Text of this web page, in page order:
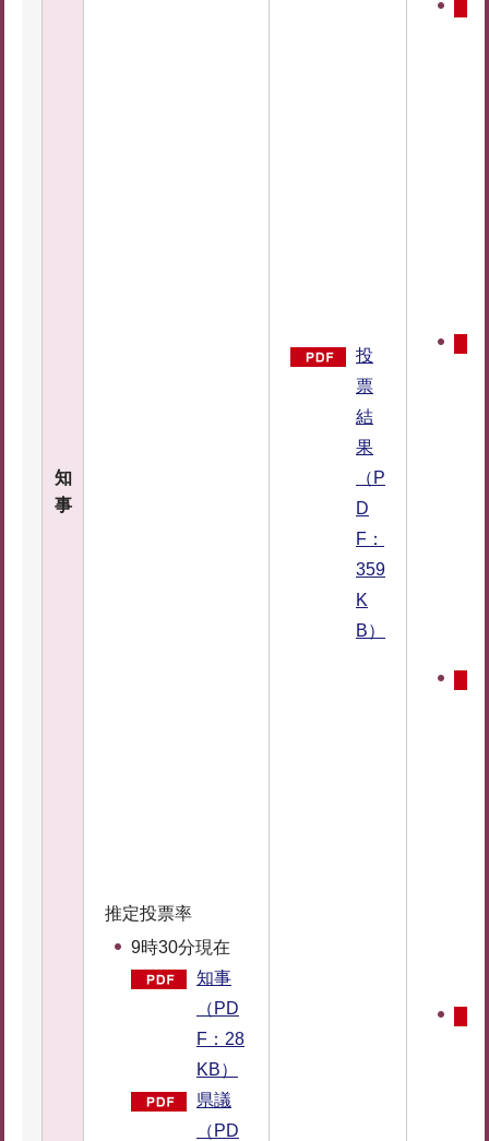
知
事
推定投票率
9時30分現在
知事
（PD
F：28
KB）
県議
（PD
投
票
結
果
（P
D
F：
359
K
B）